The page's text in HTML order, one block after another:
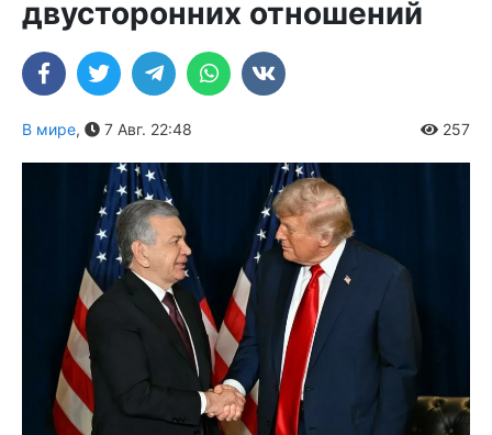
двусторонних отношений
В мире, 7 Авг. 22:48 257